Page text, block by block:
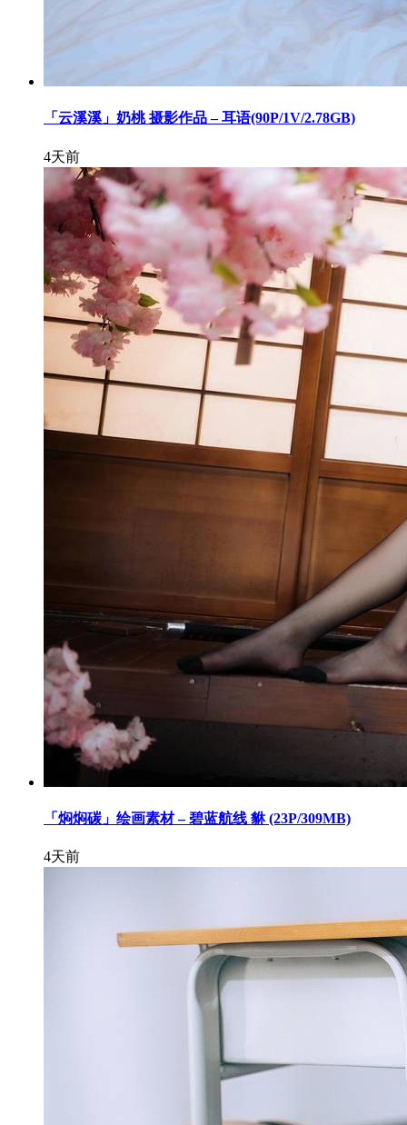
「云溪溪」奶桃 摄影作品 – 耳语(90P/1V/2.78GB)
4天前
「焖焖碳」绘画素材 – 碧蓝航线 貅 (23P/309MB)
4天前